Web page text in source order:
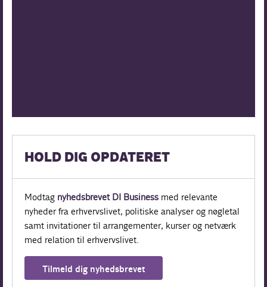
HOLD DIG OPDATERET
Modtag nyhedsbrevet DI Business med relevante
nyheder fra erhvervslivet, politiske analyser og nøgletal
samt invitationer til arrangementer, kurser og netværk
med relation til erhvervslivet.
Tilmeld dig nyhedsbrevet